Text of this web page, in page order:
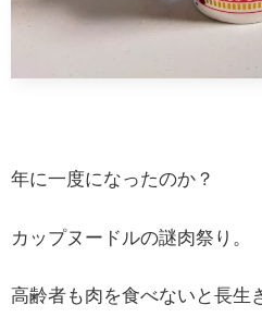
年に一度になったのか？
カップヌードルの謎肉祭り。
高齢者も肉を食べないと長生